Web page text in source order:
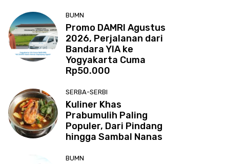
BUMN
Promo DAMRI Agustus
2026, Perjalanan dari
Bandara YIA ke
Yogyakarta Cuma
Rp50.000
SERBA-SERBI
Kuliner Khas
Prabumulih Paling
Populer, Dari Pindang
hingga Sambal Nanas
BUMN